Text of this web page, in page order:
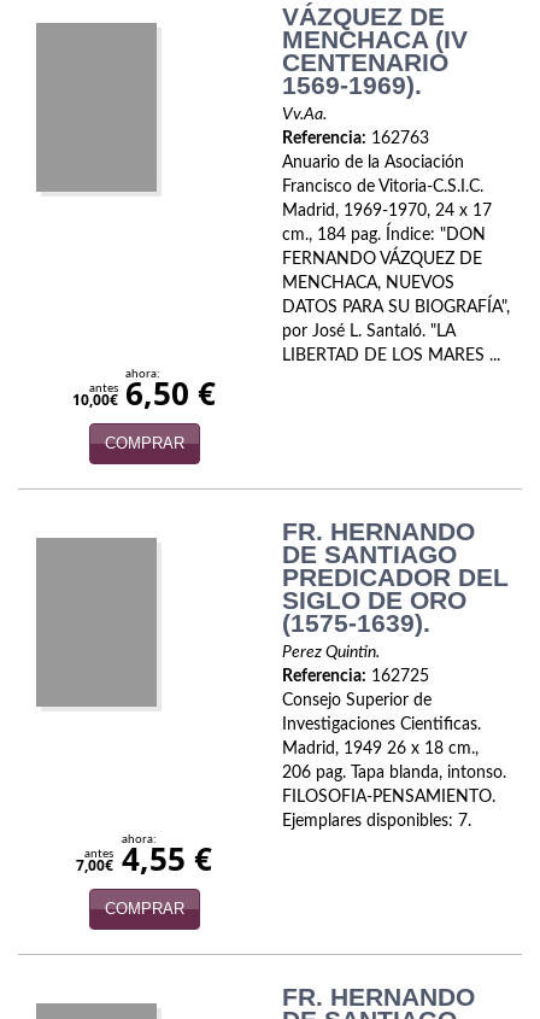
Política
VÁZQUEZ DE
MENCHACA (IV
CENTENARIO
1569-1969).
Vv.Aa.
Referencia: 162763
Anuario de la Asociación
Francisco de Vitoria-C.S.I.C.
Madrid, 1969-1970, 24 x 17
cm., 184 pag. Índice: "DON
FERNANDO VÁZQUEZ DE
MENCHACA, NUEVOS
DATOS PARA SU BIOGRAFÍA",
por José L. Santaló. "LA
LIBERTAD DE LOS MARES ...
antes
10,00€
ahora:
6,50 €
COMPRAR
FR. HERNANDO
DE SANTIAGO
PREDICADOR DEL
SIGLO DE ORO
(1575-1639).
Perez Quintin.
Referencia: 162725
Consejo Superior de
Investigaciones Cientificas.
Madrid, 1949 26 x 18 cm.,
206 pag. Tapa blanda, intonso.
FILOSOFIA-PENSAMIENTO.
Ejemplares disponibles: 7.
antes
7,00€
ahora:
4,55 €
COMPRAR
FR. HERNANDO